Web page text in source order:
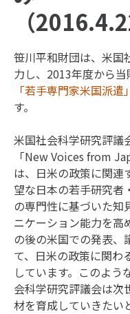
（
笹川平和財団は、米国
力し、2013年度から
「若手専門家米国派遣
す。
米国社会科学研究評議
「New Voices from
は、日米の政策に関連
望な日本の若手研究者
の専門性に基づいた知
ニケーション能力を高
の後の米国での発表、
て、日米の政策に関わ
しています。このよう
会科学研究評議会は次
材を育成していきたい